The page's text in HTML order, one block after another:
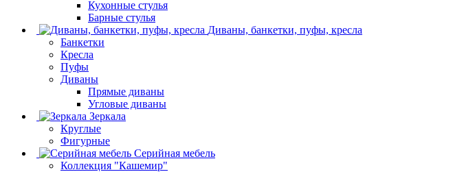
Кухонные стулья
Барные стулья
Диваны, банкетки, пуфы, кресла
Банкетки
Кресла
Пуфы
Диваны
Прямые диваны
Угловые диваны
Зеркала
Круглые
Фигурные
Серийная мебель
Коллекция "Кашемир"